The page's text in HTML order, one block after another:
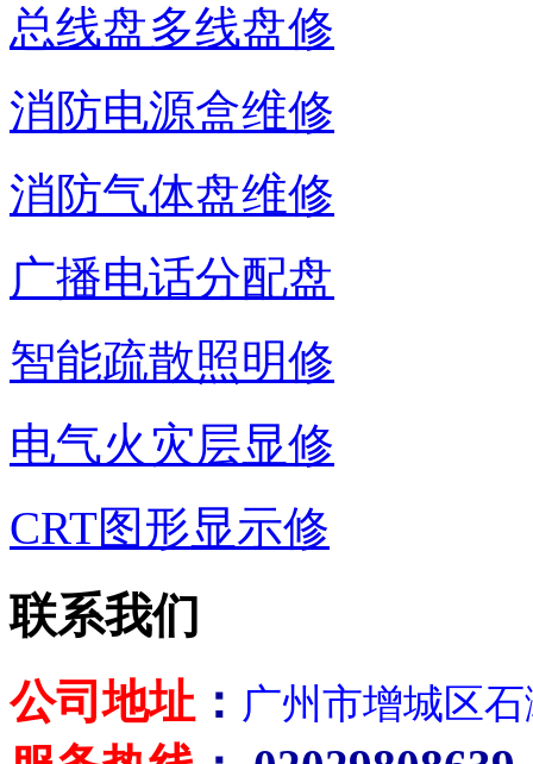
总线盘多线盘修
消防电源盒维修
消防气体盘维修
广播电话分配盘
智能疏散照明修
电气火灾层显修
CRT图形显示修
联系我们
公司地址 ： 广州市增城区